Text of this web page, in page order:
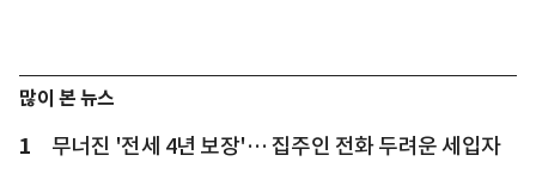
많이 본 뉴스
1 무너진 '전세 4년 보장'… 집주인 전화 두려운 세입자